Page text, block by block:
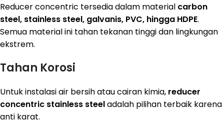
Reducer concentric tersedia dalam material carbon
steel, stainless steel, galvanis, PVC, hingga HDPE.
Semua material ini tahan tekanan tinggi dan lingkungan
ekstrem.
Tahan Korosi
Untuk instalasi air bersih atau cairan kimia, reducer
concentric stainless steeladalah pilihan terbaik karena
anti karat.